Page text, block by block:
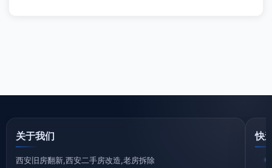
关于我们
西安旧房翻新,西安二手房改造,老房拆除
快